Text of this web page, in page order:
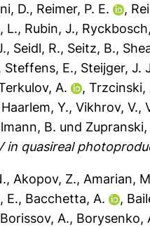
D., Reimer, P. E. ,
L., Rubin, J.,
, Seidl, R., Seitz, B.,
, Steffens, E., Steijger, J.
A. , Trzcinski,
Y., Vikhrov, V.,
B. und Zupranski,
in quasireal
, Akopov, Z., Amarian,
E., Bacchetta, A. ,
Borissov, A., Borysenko,